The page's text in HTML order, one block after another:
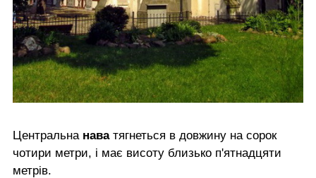
Центральна нава тягнеться в довжину на сорок
чотири метри, і має висоту близько п'ятнадцяти
метрів.